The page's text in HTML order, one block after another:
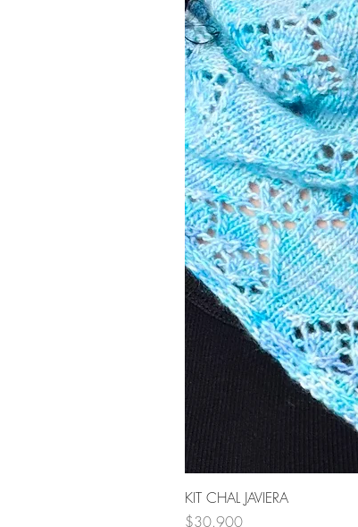
KIT CHAL JAVIERA
Precio
$30.900